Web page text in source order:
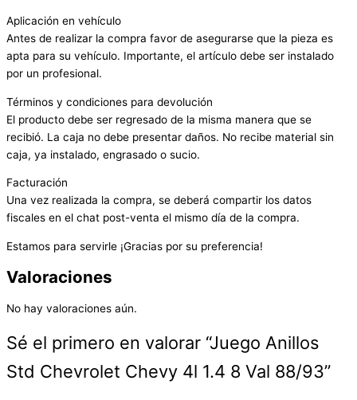
Aplicación en vehículo
Antes de realizar la compra favor de asegurarse que la pieza es
apta para su vehículo. Importante, el artículo debe ser instalado
por un profesional.
Términos y condiciones para devolución
El producto debe ser regresado de la misma manera que se
recibió. La caja no debe presentar daños. No recibe material sin
caja, ya instalado, engrasado o sucio.
Facturación
Una vez realizada la compra, se deberá compartir los datos
fiscales en el chat post-venta el mismo día de la compra.
Estamos para servirle ¡Gracias por su preferencia!
Valoraciones
No hay valoraciones aún.
Sé el primero en valorar “Juego Anillos
Std Chevrolet Chevy 4l 1.4 8 Val 88/93”